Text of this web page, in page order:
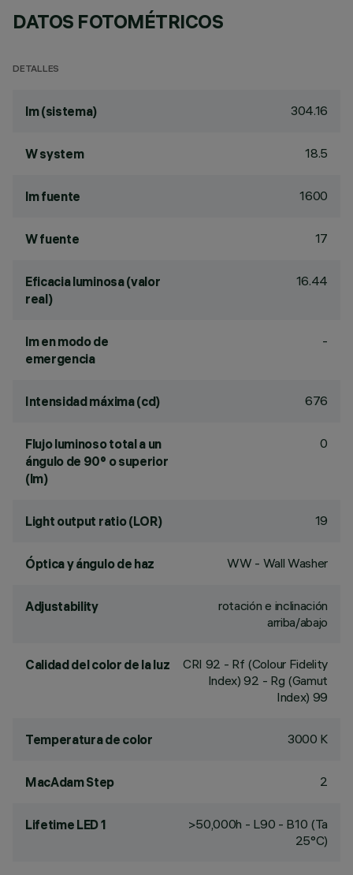
DATOS FOTOMÉTRICOS
DETALLES
lm (sistema) 304.16
W system 18.5
lm fuente 1600
W fuente 17
Eficacia luminosa (valor
real)
16.44
lm en modo de
emergencia
-
Intensidad máxima (cd) 676
Flujo luminoso total a un
ángulo de 90° o superior
(lm)
0
Light output ratio (LOR) 19
Óptica y ángulo de haz WW - Wall Washer
Adjustability
rotación e inclinación
arriba/abajo
Calidad del color de la luz CRI 92 - Rf (Colour Fidelity
Index) 92 - Rg (Gamut
Index) 99
Temperatura de color 3000 K
MacAdam Step 2
Lifetime LED 1
>50,000h - L90 - B10 (Ta
25°C)